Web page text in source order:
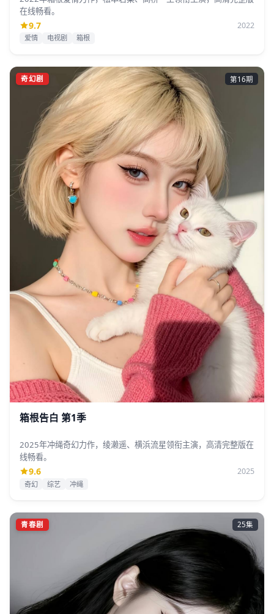
在线畅看。
9.7 2022
爱情 电视剧 箱根
奇幻剧 第16期
箱根告白 第1季
2025年冲绳奇幻力作，绫濑遥、横浜流星领衔主演，高清完整版在
线畅看。
9.6 2025
奇幻 综艺 冲绳
青春剧 25集